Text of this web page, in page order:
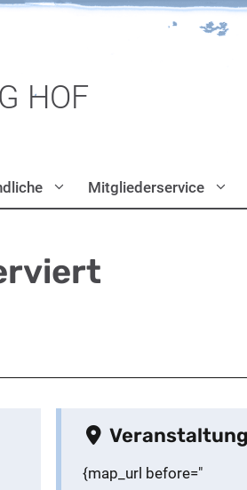
HOF
Mitgliederservice
{map_url before="